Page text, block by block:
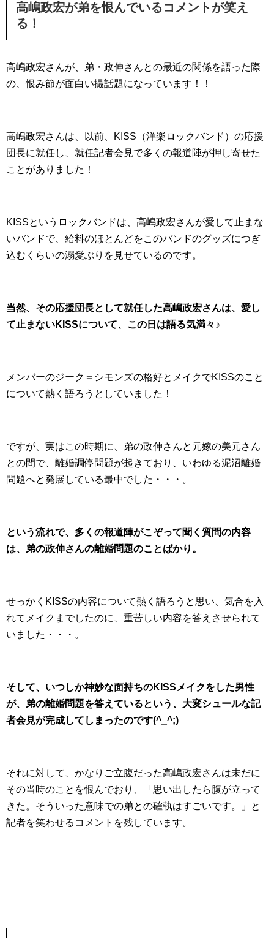
高嶋政宏が弟を恨んでいるコメントが笑え
る！
高嶋政宏さんが、弟・政伸さんとの最近の関係を語った際
の、恨み節が面白い撮話題になっています！！
高嶋政宏さんは、以前、KISS（洋楽ロックバンド）の応援
団長に就任し、就任記者会見で多くの報道陣が押し寄せた
ことがありました！
KISSというロックバンドは、高嶋政宏さんが愛して止まな
いバンドで、給料のほとんどをこのバンドのグッズにつぎ
込むくらいの溺愛ぶりを見せているのです。
当然、その応援団長として就任した高嶋政宏さんは、愛し
て止まないKISSについて、この日は語る気満々♪
メンバーのジーク＝シモンズの格好とメイクでKISSのこと
について熱く語ろうとしていました！
ですが、実はこの時期に、弟の政伸さんと元嫁の美元さん
との間で、離婚調停問題が起きており、いわゆる泥沼離婚
問題へと発展している最中でした・・・。
という流れで、多くの報道陣がこぞって聞く質問の内容
は、弟の政伸さんの離婚問題のことばかり。
せっかくKISSの内容について熱く語ろうと思い、気合を入
れてメイクまでしたのに、重苦しい内容を答えさせられて
いました・・・。
そして、いつしか神妙な面持ちのKISSメイクをした男性
が、弟の離婚問題を答えているという、大変シュールな記
者会見が完成してしまったのです(^_^;)
それに対して、かなりご立腹だった高嶋政宏さんは未だに
その当時のことを恨んでおり、「思い出したら腹が立って
きた。そういった意味での弟との確執はすごいです。」と
記者を笑わせるコメントを残しています。